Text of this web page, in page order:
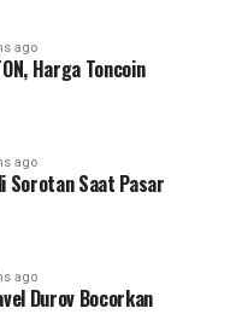
ago
Harga Toncoin
ago
Sorotan Saat Pasar
ago
Durov Bocorkan